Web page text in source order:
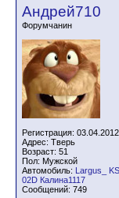
Андрей710
Форумчанин
Регистрация: 03.04.2012
Адрес: Тверь
Возраст: 51
Пол: Мужской
Автомобиль: Largus_
02D Калина1117
Сообщений: 749